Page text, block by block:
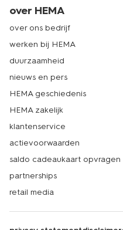
over HEMA
over ons bedrijf
werken bij HEMA
duurzaamheid
nieuws en pers
HEMA geschiedenis
HEMA zakelijk
klantenservice
actievoorwaarden
saldo cadeaukaart opvragen
partnerships
retail media